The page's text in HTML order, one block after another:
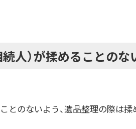
人）が揉めることの
とのないよう、遺品整理の際は